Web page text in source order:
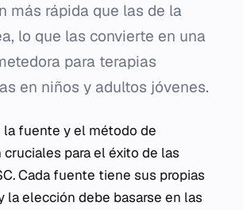
más rápida que las de la
lo que las convierte en una
para terapias
en niños y adultos jóvenes.
la fuente y el método de
para el éxito de las
Cada fuente tiene sus propias
la elección debe basarse en las